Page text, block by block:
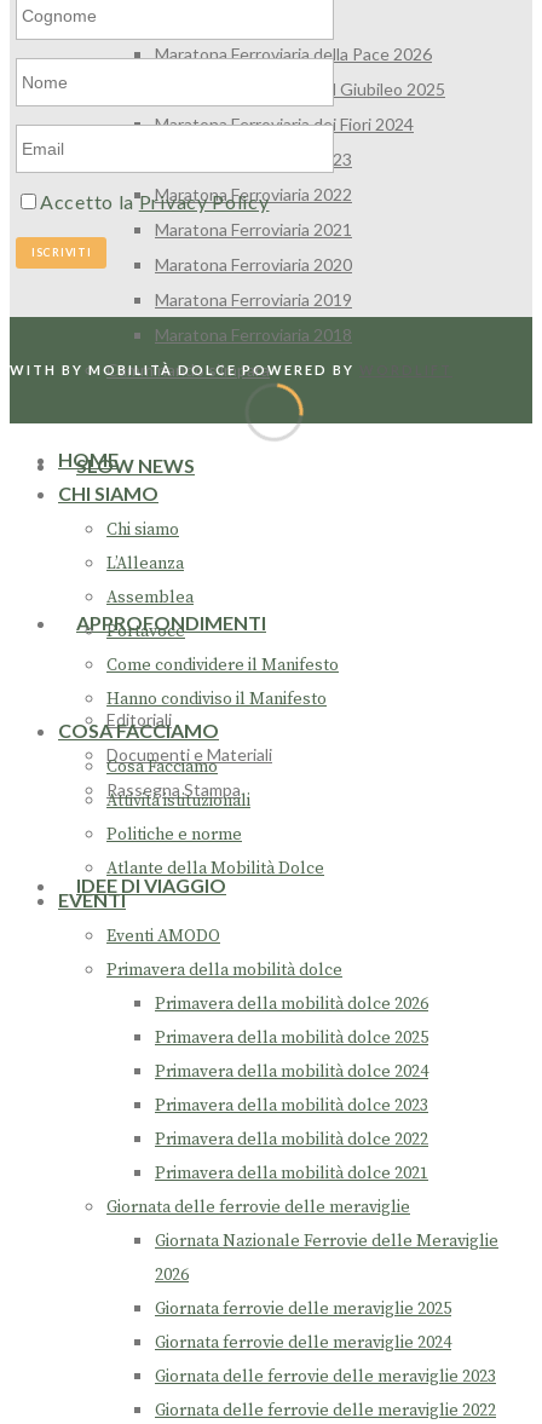
Maratona Ferroviaria della Pace 2026
Maratona Ferroviaria del Giubileo 2025
Maratona Ferroviaria dei Fiori 2024
Maratona Ferroviaria 2023
Maratona Ferroviaria 2022
Maratona Ferroviaria 2021
Maratona Ferroviaria 2020
Maratona Ferroviaria 2019
Maratona Ferroviaria 2018
Camminando s’impara
SLOW NEWS
APPROFONDIMENTI
Editoriali
Documenti e Materiali
Rassegna Stampa
IDEE DI VIAGGIO
Accetto laPrivacy Policy
WITH BY MOBILITÀ DOLCEPOWERED BY
HOME
CHI SIAMO
Chi siamo
L’Alleanza
Assemblea
Portavoce
Come condividere il Manifesto
Hanno condiviso il Manifesto
COSA FACCIAMO
Cosa Facciamo
Attività istituzionali
Politiche e norme
Atlante della Mobilità Dolce
EVENTI
Eventi AMODO
Primavera della mobilità dolce
Primavera della mobilità dolce 2026
Primavera della mobilità dolce 2025
Primavera della mobilità dolce 2024
Primavera della mobilità dolce 2023
Primavera della mobilità dolce 2022
Primavera della mobilità dolce 2021
Giornata delle ferrovie delle meraviglie
Giornata Nazionale Ferrovie delle Meraviglie
2026
Giornata ferrovie delle meraviglie 2025
Giornata ferrovie delle meraviglie 2024
Giornata delle ferrovie delle meraviglie 2023
Giornata delle ferrovie delle meraviglie 2022